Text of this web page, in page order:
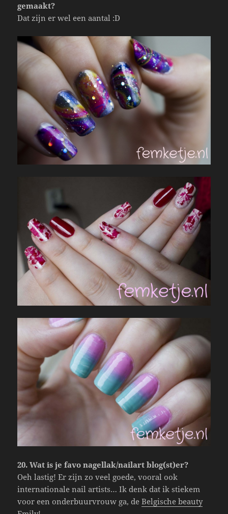
gemaakt?
Dat zijn er wel een aantal :D
20. Wat is je favo nagellak/nailart blog(st)er?
Oeh lastig! Er zijn zo veel goede, vooral ook
internationale nail artists… Ik denk dat ik stiekem
voor een onderbuurvrouw ga, deBelgische beauty